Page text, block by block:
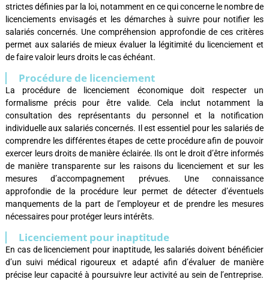
strictes définies par la loi, notamment en ce qui concerne le nombre de
licenciements envisagés et les démarches à suivre pour notifier les
salariés concernés. Une compréhension approfondie de ces critères
permet aux salariés de mieux évaluer la légitimité du licenciement et
de faire valoir leurs droits le cas échéant.
Procédure de licenciement
La procédure de licenciement économique doit respecter un
formalisme précis pour être valide. Cela inclut notamment la
consultation des représentants du personnel et la notification
individuelle aux salariés concernés. Il est essentiel pour les salariés de
comprendre les différentes étapes de cette procédure afin de pouvoir
exercer leurs droits de manière éclairée. Ils ont le droit d’être informés
de manière transparente sur les raisons du licenciement et sur les
mesures d’accompagnement prévues. Une connaissance
approfondie de la procédure leur permet de détecter d’éventuels
manquements de la part de l’employeur et de prendre les mesures
nécessaires pour protéger leurs intérêts.
Licenciement pour inaptitude
En cas de licenciement pour inaptitude, les salariés doivent bénéficier
d’un suivi médical rigoureux et adapté afin d’évaluer de manière
précise leur capacité à poursuivre leur activité au sein de l’entreprise.